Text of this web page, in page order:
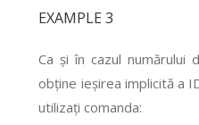
EXAMPLE 3
Ca și în cazul numărului
obține ieșirea implicită a
utilizați comanda: